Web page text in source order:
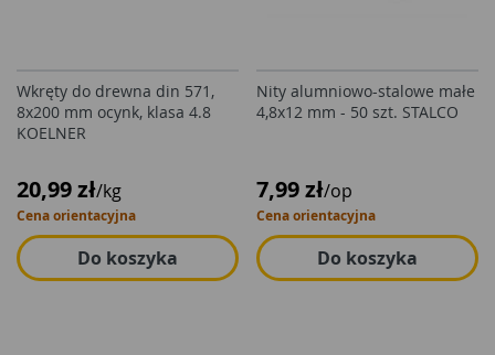
Wkręty do drewna din 571,
8x200 mm ocynk, klasa 4.8
KOELNER
20,99 zł/kg
Cena orientacyjna
Do koszyka
Nity alumniowo-stalowe małe
4,8x12 mm - 50 szt. STALCO
7,99 zł/op
Cena orientacyjna
Do koszyka